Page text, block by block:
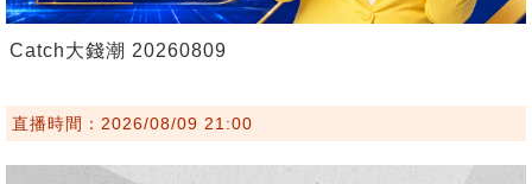
Catch大錢潮 20260809
直播時間：2026/08/09 21:00